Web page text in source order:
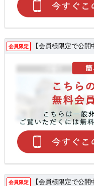
会員限定 【会員様限定で公開
会員限定 【会員様限定で公開